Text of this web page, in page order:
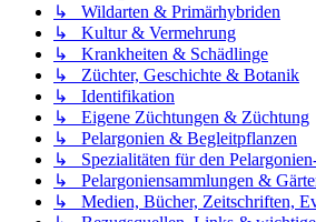
↳ Wildarten & Primärhybriden
↳ Kultur & Vermehrung
↳ Krankheiten & Schädlinge
↳ Züchter, Geschichte & Botanik
↳ Identifikation
↳ Eigene Züchtungen & Züchtung
↳ Pelargonien & Begleitpflanzen
↳ Spezialitäten für den
↳ Pelargoniensammlungen &
↳ Medien, Bücher, Zeitschriften,